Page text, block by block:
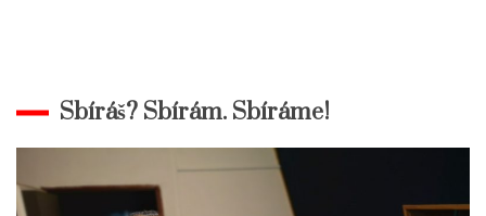
Sbíráš? Sbírám. Sbíráme!